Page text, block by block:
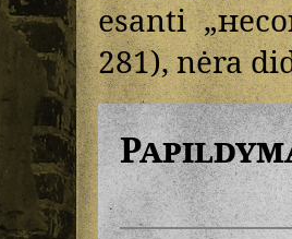
esanti
281), nėra